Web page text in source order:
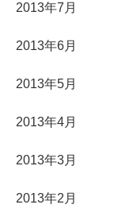
2013年7月
2013年6月
2013年5月
2013年4月
2013年3月
2013年2月